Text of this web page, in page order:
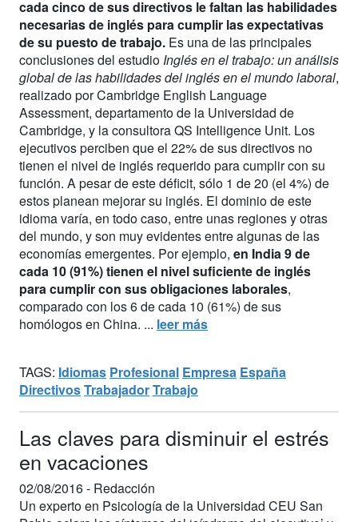
cada cinco de sus directivos le faltan las habilidades
necesarias de inglés para cumplir las expectativas
de su puesto de trabajo. Es una de las principales
conclusiones del estudio Inglés en el trabajo: un análisis
global de las habilidades del inglés en el mundo laboral,
realizado por Cambridge English Language
Assessment, departamento de la Universidad de
Cambridge, y la consultora QS Intelligence Unit. Los
ejecutivos perciben que el 22% de sus directivos no
tienen el nivel de inglés requerido para cumplir con su
función. A pesar de este déficit, sólo 1 de 20 (el 4%) de
estos planean mejorar su inglés. El dominio de este
idioma varía, en todo caso, entre unas regiones y otras
del mundo, y son muy evidentes entre algunas de las
economías emergentes. Por ejemplo, en India 9 de
cada 10 (91%) tienen el nivel suficiente de inglés
para cumplir con sus obligaciones laborales,
comparado con los 6 de cada 10 (61%) de sus
homólogos en China. ... leer más
TAGS: Idiomas Profesional Empresa España
DirectivosTrabajadorTrabajo
Las claves para disminuir el estrés
en vacaciones
02/08/2016 - Redacción
Un experto en Psicología de la Universidad CEU San